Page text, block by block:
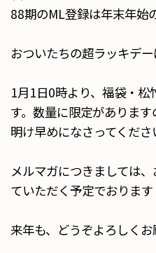
88期のML登録は年末年始
おついたちの超ラッキデ
1月1日0時より、福袋・松
す。数量に限定がありま
明け早めになさってくださ
メルマガにつきましては
ていただく予定でおります
来年も、どうぞよろしく